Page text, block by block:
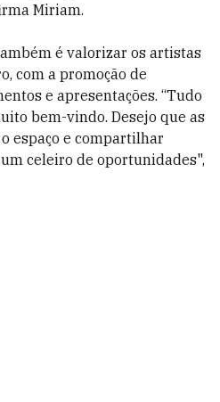
Miriam.
é valorizar os artistas
com a promoção de
e apresentações. “Tudo
bem-vindo. Desejo que as
espaço e compartilhar
celeiro de oportunidades",